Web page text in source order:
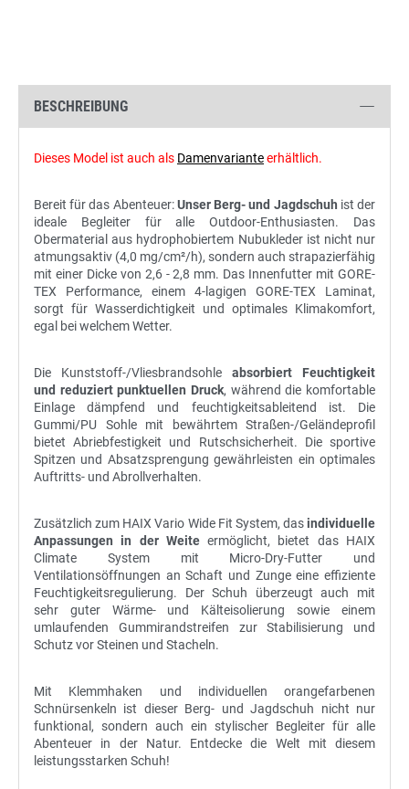
BESCHREIBUNG
Dieses Model ist auch als Damenvarianteerhältlich.
Bereit für das Abenteuer:Unser Berg- und Jagdschuh ist der
ideale Begleiter für alle Outdoor-Enthusiasten. Das
Obermaterial aus hydrophobiertem Nubukleder ist nicht nur
atmungsaktiv (4,0 mg/cm²/h), sondern auch strapazierfähig
mit einer Dicke von 2,6 - 2,8 mm. Das Innenfutter mit GORE-
TEX Performance, einem 4-lagigen GORE-TEX Laminat,
sorgt für Wasserdichtigkeit und optimales Klimakomfort,
egal bei welchem Wetter.
Die Kunststoff-/Vliesbrandsohle absorbiert Feuchtigkeit
und reduziert punktuellen Druck, während die komfortable
Einlage dämpfend und feuchtigkeitsableitend ist. Die
Gummi/PU Sohle mit bewährtem Straßen-/Geländeprofil
bietet Abriebfestigkeit und Rutschsicherheit. Die sportive
Spitzen und Absatzsprengung gewährleisten ein optimales
Auftritts- und Abrollverhalten.
Zusätzlich zum HAIX Vario Wide Fit System, dasindividuelle
Anpassungen in der Weiteermöglicht, bietet das HAIX
Climate System mit Micro-Dry-Futter und
Ventilationsöffnungen an Schaft und Zunge eine effiziente
Feuchtigkeitsregulierung. Der Schuh überzeugt auch mit
sehr guter Wärme- und Kälteisolierung sowie einem
umlaufenden Gummirandstreifen zur Stabilisierung und
Schutz vor Steinen und Stacheln.
Mit Klemmhaken und individuellen orangefarbenen
Schnürsenkeln ist dieser Berg- und Jagdschuh nicht nur
funktional, sondern auch ein stylischer Begleiter für alle
Abenteuer in der Natur. Entdecke die Welt mit diesem
leistungsstarken Schuh!